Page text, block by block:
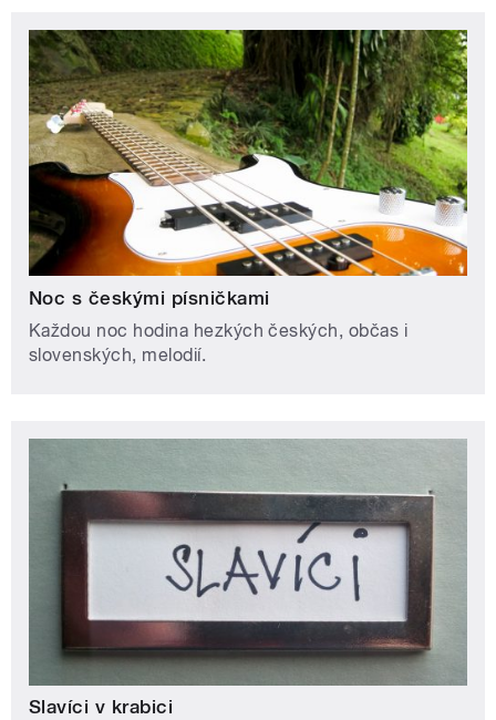
Noc s českými písničkami
Každou noc hodina hezkých českých, občas i
slovenských, melodií.
Slavíci v krabici